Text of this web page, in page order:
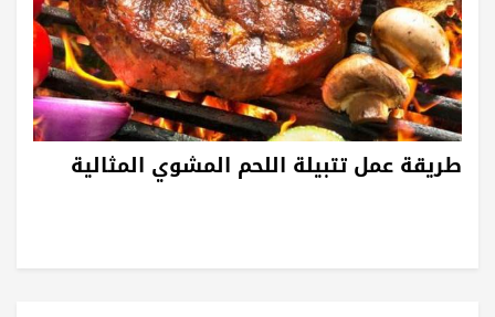
طريقة عمل تتبيلة اللحم المشوي المثالية